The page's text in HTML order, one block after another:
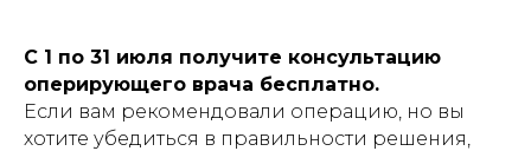
С 1 по 31 июля получите консультацию
оперирующего врача бесплатно.
Если вам рекомендовали операцию, но вы
хотите убедиться в правильности решения,